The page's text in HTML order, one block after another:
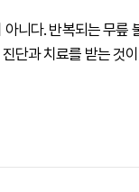
니다. 반복되는 무릎
단과 치료를 받는 것